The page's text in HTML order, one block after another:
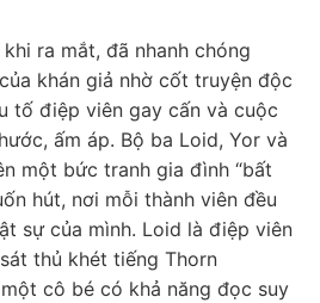
ra mắt, đã nhanh chóng
khán giả nhờ cốt truyện độc
tố điệp viên gay cấn và cuộc
ấm áp. Bộ ba Loid, Yor và
một bức tranh gia đình “bất
hút, nơi mỗi thành viên đều
sự của mình. Loid là điệp viên
thủ khét tiếng Thorn
cô bé có khả năng đọc suy